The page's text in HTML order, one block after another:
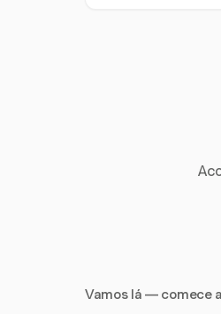
Vamos lá — comece